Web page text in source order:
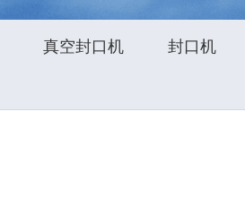
真空封口机 封口机